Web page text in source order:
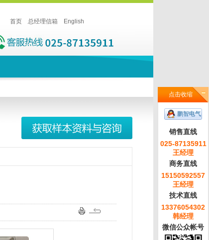
首页 总经理信箱 English
点击收缩
鹏智电气
销售直线
025-87135911
王经理
商务直线
15150592557
王经理
技术直线
13376054302
韩经理
微信公众帐号